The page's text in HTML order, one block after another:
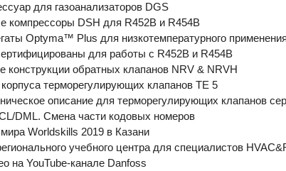
для газоанализаторов DGS
компрессоры DSH для R452B и R454B
Optyma™ Plus для низкотемпературного
для работы с R452B и R454B
конструкции обратных клапанов NRV & NRVH
терморегулирующих клапанов TE 5
описание для терморегулирующих клапанов
DML. Смена части кодовых номеров
Worldskills 2019 в Казани
учебного центра для специалистов
на YouTube-канале Danfoss